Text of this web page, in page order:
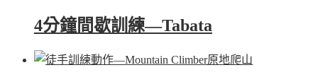
4分鐘間歇訓練—Tabata